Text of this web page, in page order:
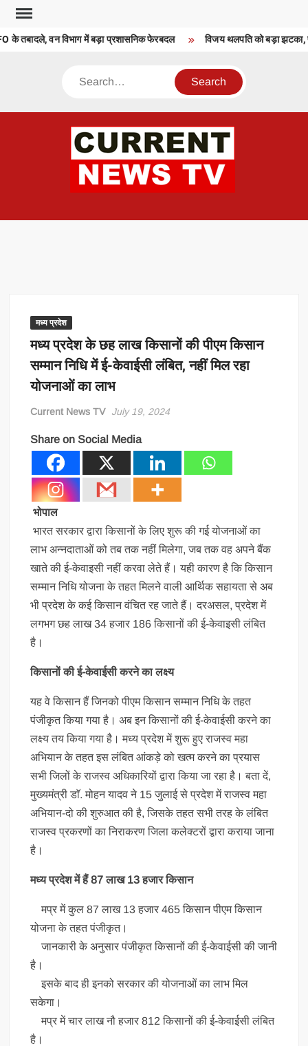
Skip
content
के तबादले, वन विभाग में बड़ा प्रशासनिक फेरबदल विजय थलपति को बड़ा झटका,
Search
मध्य प्रदेश
मध्‍य प्रदेश के छह लाख किसानों की पीएम किसान
सम्मान निधि में ई-केवाईसी लंबित, नहीं मिल रहा
योजनाओं का लाभ
Current News TV July 19, 2024
Share on Social Media
भोपाल
भारत सरकार द्वारा किसानों के लिए शुरू की गई योजनाओं का
लाभ अन्नदाताओं को तब तक नहीं मिलेगा, जब तक वह अपने बैंक
खाते की ई-केवाइसी नहीं करवा लेते हैं। यही कारण है कि किसान
सम्मान निधि योजना के तहत मिलने वाली आर्थिक सहायता से अब
भी प्रदेश के कई किसान वंचित रह जाते हैं। दरअसल, प्रदेश में
लगभग छह लाख 34 हजार 186 किसानों की ई-केवाइसी लंबित
है।
किसानों की ई-केवाईसी करने का लक्ष्य
यह वे किसान हैं जिनको पीएम किसान सम्मान निधि के तहत
पंजीकृत किया गया है। अब इन किसानों की ई-केवाईसी करने का
लक्ष्य तय किया गया है। मध्‍य प्रदेश में शुरू हुए राजस्व महा
अभियान के तहत इस लंबित आंकड़े को खत्म करने का प्रयास
सभी जिलों के राजस्व अधिकारियों द्वारा किया जा रहा है। बता दें,
मुख्यमंत्री डाॅ. मोहन यादव ने 15 जुलाई से प्रदेश में राजस्व महा
अभियान-दो की शुरुआत की है, जिसके तहत सभी तरह के लंबित
राजस्व प्रकरणों का निराकरण जिला कलेक्टरों द्वारा कराया जाना
है।
मध्‍य प्रदेश में हैं 87 लाख 13 हजार किसान
मप्र में कुल 87 लाख 13 हजार 465 किसान पीएम किसान
योजना के तहत पंजीकृत।
जानकारी के अनुसार पंजीकृत किसानों की ई-केवाईसी की जानी
है।
इसके बाद ही इनको सरकार की योजनाओं का लाभ मिल
सकेगा।
मप्र में चार लाख नौ हजार 812 किसानों की ई-केवाईसी लंबित
है।